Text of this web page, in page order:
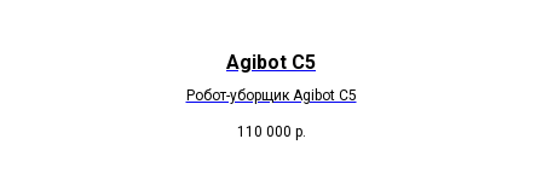
Agibot C5
Робот-уборщик Agibot C5
110 000 р.